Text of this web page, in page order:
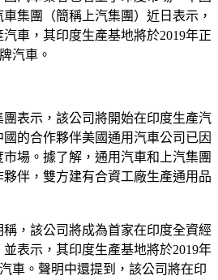
集團（簡稱上汽集團）近日表示，
車，其印度生產基地將於2019年正
汽車。
表示，該公司將開始在印度生產汽
的合作夥伴美國通用汽車公司已因
場。據了解，通用汽車和上汽集團
伴，雙方建有合資工廠生產通用品
稱，該公司將成為首家在印度全資經
表示，其印度生產基地將於2019年
車。聲明中還提到，該公司將在印